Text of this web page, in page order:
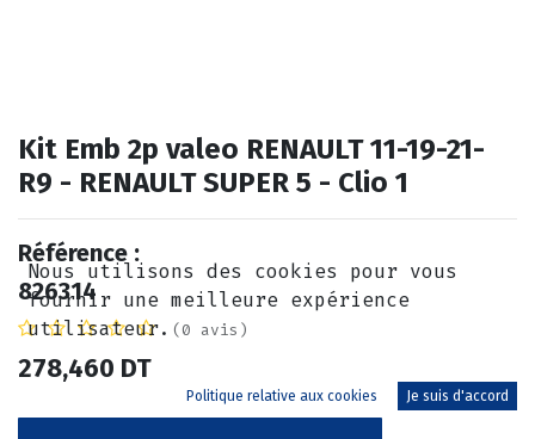
Kit Emb 2p valeo RENAULT 11-19-21-
R9 - RENAULT SUPER 5 - Clio 1
Référence :
826314
(0 avis)
278,460 DT
Nous utilisons des cookies pour vous
fournir une meilleure expérience
utilisateur.
Politique relative aux cookies Je suis d'accord